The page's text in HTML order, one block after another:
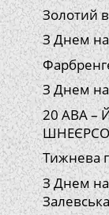
Золотий
З Днем
З Днем
20 АВА –
Тижнева
З Днем